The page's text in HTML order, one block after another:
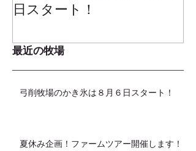
日スタート！
最近の牧場
弓削牧場のかき氷は８月６日スタート！
夏休み企画！ファームツアー開催します！